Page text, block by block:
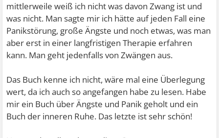
mittlerweile weiß ich nicht was davon Zwang ist und
was nicht. Man sagte mir ich hätte auf jeden Fall eine
Panikstörung, große Ängste und noch etwas, was man
aber erst in einer langfristigen Therapie erfahren
kann. Man geht jedenfalls von Zwängen aus.
Das Buch kenne ich nicht, wäre mal eine Überlegung
wert, da ich auch so angefangen habe zu lesen. Habe
mir ein Buch über Ängste und Panik geholt und ein
Buch der inneren Ruhe. Das letzte ist sehr schön!